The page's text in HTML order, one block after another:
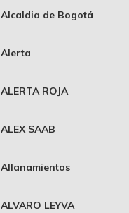
Alcaldia de Bogotá
Alerta
ALERTA ROJA
ALEX SAAB
Allanamientos
ALVARO LEYVA